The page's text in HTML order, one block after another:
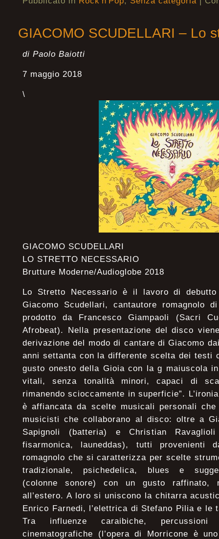
GIACOMO SCUDELLARI – Lo
di Paolo Baiotti
7 maggio 2018
\
GIACOMO SCUDELLARI
LO STRETTO NECESSARIO
Brutture Moderne/Audioglobe 2018
Lo Stretto Necessario è il lavoro di
Giacomo Scudellari, cantautore romagnolo
prodotto da Francesco Giampaoli (Sacri
Afrobeat). Nella presentazione del disco
derivazione del modo di cantare di Giacomo
anni settanta con la differente scelta dei testi
gusto onesto della Gioia con la g maiuscola
vitali, senza tonalità minori, capaci di
rimanendo scioccamente in superficie”.
è affiancata da scelte musicali personali
musicisti che collaborano al disco: oltre a
Sapignoli (batteria) e Christian
fisarmonica, launeddas), tutti provenienti
romagnolo che si caratterizza per scelte
tradizionale, psichedelica, blues e
(colonne sonore) con un gusto raffinato,
all’estero. A loro si uniscono la chitarra
Enrico Farnedi, l’elettrica di Stefano Pilia e le
Tra influenze caraibiche, percussioni
cinematografiche (l’opera di Morricone è